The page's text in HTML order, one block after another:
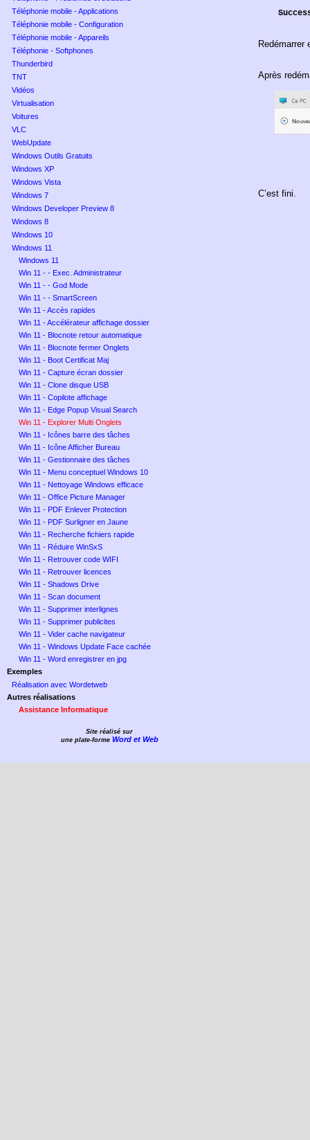
Téléphonie mobile - Applications
Téléphonie mobile - Configuration
Téléphonie mobile - Appareils
Téléphonie - Softphones
Thunderbird
TNT
Vidéos
Virtualisation
Voitures
VLC
WebUpdate
Windows Outils Gratuits
Windows XP
Windows Vista
Windows 7
Windows Developer Preview 8
Windows 8
Windows 10
Windows 11
Windows 11
Win 11 - - Exec. Administrateur
Win 11 - - God Mode
Win 11 - - SmartScreen
Win 11 - Accès rapides
Win 11 - Accélérateur affichage dossier
Win 11 - Blocnote retour automatique
Win 11 - Blocnote fermer Onglets
Win 11 - Boot Certificat Maj
Win 11 - Capture écran dossier
Win 11 - Clone disque USB
Win 11 - Copilote affichage
Win 11 - Edge Popup Visual Search
Win 11 - Explorer Multi Onglets
Win 11 - Icônes barre des tâches
Win 11 - Icône Afficher Bureau
Win 11 - Gestionnaire des tâches
Win 11 - Menu conceptuel Windows 10
Win 11 - Nettoyage Windows efficace
Win 11 - Office Picture Manager
Win 11 - PDF Enlever Protection
Win 11 - PDF Surligner en Jaune
Win 11 - Recherche fichiers rapide
Win 11 - Réduire WinSxS
Win 11 - Retrouver code WIFI
Win 11 - Retrouver licences
Win 11 - Shadows Drive
Win 11 - Scan document
Win 11 - Supprimer interlignes
Win 11 - Supprimer publicites
Win 11 - Vider cache navigateur
Win 11 - Windows Update Face cachée
Win 11 - Word enregistrer en jpg
Exemples
Réalisation avec Wordetweb
Autres réalisations
Assistance Informatique
Site réalisé sur
une plate-forme Word et Web
Redémarrer
Après
C’est fini.